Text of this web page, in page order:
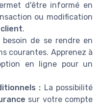
d'être informé en
ou modification
.
de se rendre en
courantes. Apprenez à
en ligne pour un
: La possibilité
sur votre compte